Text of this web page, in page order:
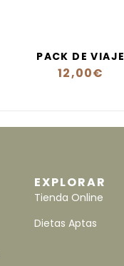
PACK DE VIAJE
12,00€
EXPLORAR
Tienda Online
Dietas Aptas